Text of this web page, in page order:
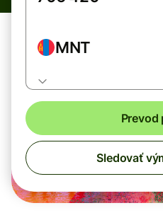
MNT
Prevod
Sledovať